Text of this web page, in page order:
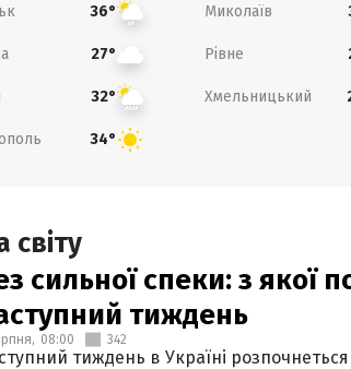
36° Миколаїв
27° Рівне
32° Хмельницький
34°
сильної спеки: з якої
тиждень
08:00 342
тиждень в Україні